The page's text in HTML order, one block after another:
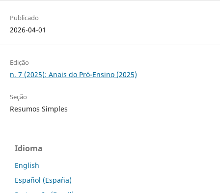
Publicado
2026-04-01
Edição
n. 7 (2025): Anais do Pró-Ensino (2025)
Seção
Resumos Simples
Idioma
English
Español (España)